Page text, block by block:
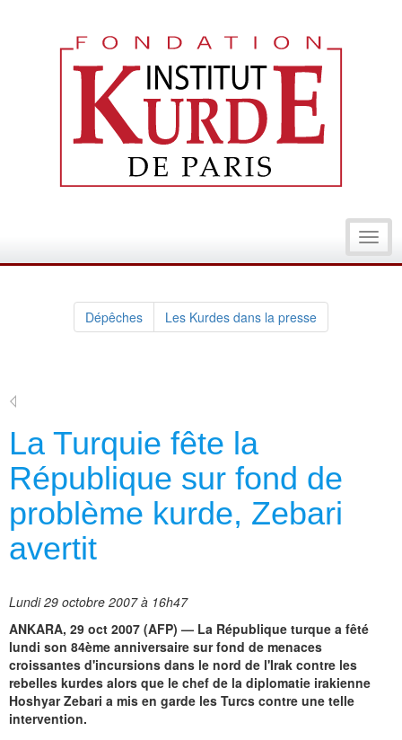
Dépêches Les Kurdes dans la presse
La Turquie fête la
République sur fond de
problème kurde, Zebari
avertit
Lundi 29 octobre 2007 à 16h47
ANKARA, 29 oct 2007 (AFP) — La République turque a fêté
lundi son 84ème anniversaire sur fond de menaces
croissantes d'incursions dans le nord de l'Irak contre les
rebelles kurdes alors que le chef de la diplomatie irakienne
Hoshyar Zebari a mis en garde les Turcs contre une telle
intervention.